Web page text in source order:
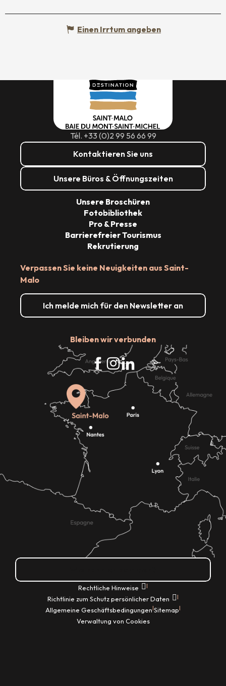
Einen Irrtum angeben
Tél. +33 (0)2 99 56 66 99
Kontaktieren Sie uns
Unsere Büros & Öffnungszeiten
Verpassen Sie keine Neuigkeiten aus Saint-
Malo
Ich melde mich für den Newsletter an
Bleiben wir verbunden
Unsere Broschüren
Fotobibliothek
Pro & Presse
Barrierefreier Tourismus
Rekrutierung
Rechtliche Hinweise |
Richtlinie zum Schutz persönlicher Daten |
Allgemeine Geschäftsbedingungen|Sitemap|
Verwaltung von Cookies